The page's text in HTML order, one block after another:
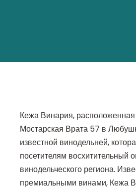
Кежа Винария,
Мостарская Врата 57 в
известной винодельней,
посетителям восхитительный
винодельческого региона.
премиальными винами, Кежа